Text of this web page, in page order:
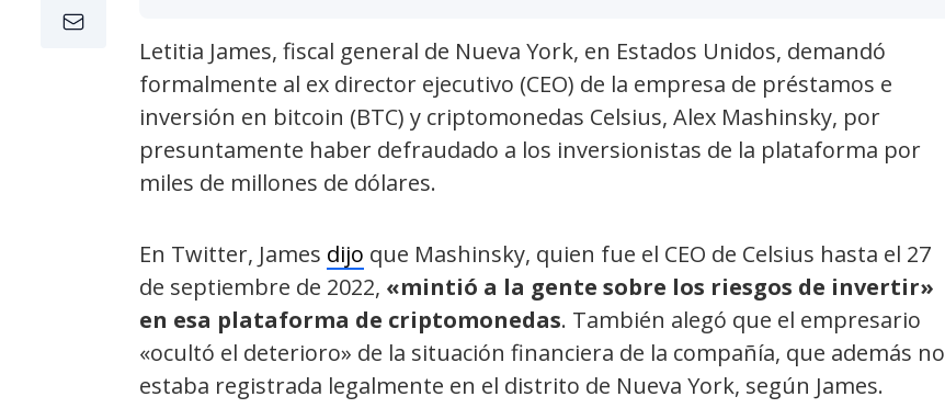
Letitia James, fiscal general de Nueva York, en Estados Unidos, demandó
formalmente al ex director ejecutivo (CEO) de la empresa de préstamos e
inversión en bitcoin (BTC) y criptomonedas Celsius, Alex Mashinsky, por
presuntamente haber defraudado a los inversionistas de la plataforma por
miles de millones de dólares.
En Twitter, James dijo que Mashinsky, quien fue el CEO de Celsius hasta el 27
de septiembre de 2022, «mintió a la gente sobre los riesgos de invertir»
en esa plataforma de criptomonedas. También alegó que el empresario
«ocultó el deterioro» de la situación financiera de la compañía, que además no
estaba registrada legalmente en el distrito de Nueva York, según James.